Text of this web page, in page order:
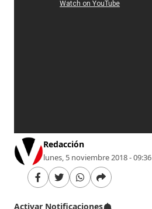
Redacción
lunes, 5 noviembre 2018 - 09:36
Activar Notificaciones